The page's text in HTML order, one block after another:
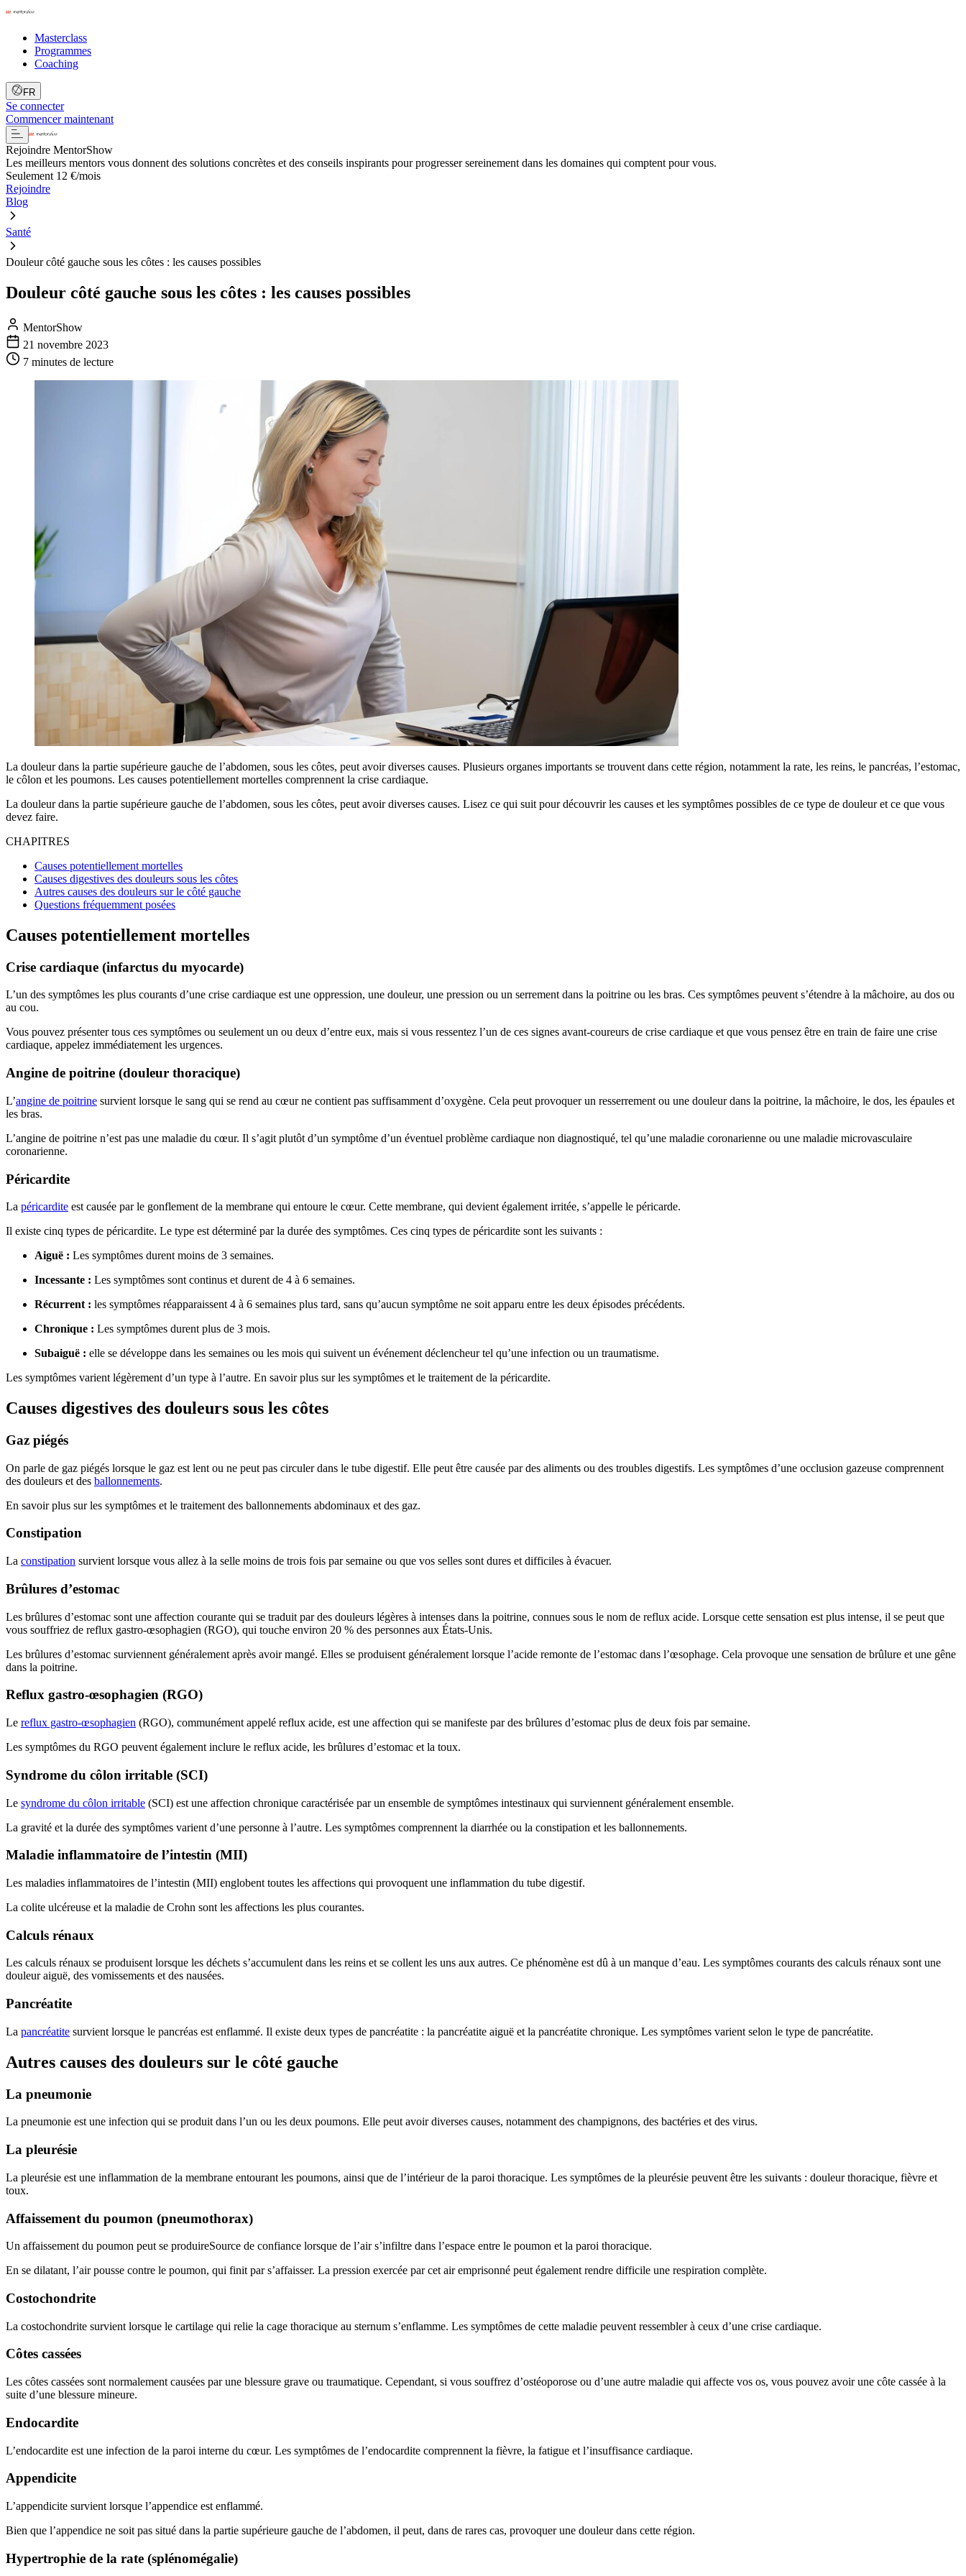
Masterclass
Programmes
Coaching
FR
Se connecter
Commencer maintenant
Rejoindre MentorShow
Les meilleurs mentors vous donnent des solutions concrètes et des conseils inspirants pour progresser sereinement dans les domaines qui comptent pour vous.
Seulement 12 €/mois
Rejoindre
Blog
Santé
Douleur côté gauche sous les côtes : les causes possibles
Douleur côté gauche sous les côtes : les causes possibles
MentorShow
21 novembre 2023
7 minutes de lecture
La douleur dans la partie supérieure gauche de l’abdomen, sous les côtes, peut avoir diverses causes. Plusieurs organes importants se trouvent dans cette région, notamment la rate, les reins, le pancréas, l’estomac,
le côlon et les poumons. Les causes potentiellement mortelles comprennent la crise cardiaque.
La douleur dans la partie supérieure gauche de l’abdomen, sous les côtes, peut avoir diverses causes. Lisez ce qui suit pour découvrir les causes et les symptômes possibles de ce type de douleur et ce que vous
devez faire.
CHAPITRES
Causes potentiellement mortelles
Causes digestives des douleurs sous les côtes
Autres causes des douleurs sur le côté gauche
Questions fréquemment posées
Causes potentiellement mortelles
Crise cardiaque (infarctus du myocarde)
L’un des symptômes les plus courants d’une crise cardiaque est une oppression, une douleur, une pression ou un serrement dans la poitrine ou les bras. Ces symptômes peuvent s’étendre à la mâchoire, au dos ou
au cou.
Vous pouvez présenter tous ces symptômes ou seulement un ou deux d’entre eux, mais si vous ressentez l’un de ces signes avant-coureurs de crise cardiaque et que vous pensez être en train de faire une crise
cardiaque, appelez immédiatement les urgences.
Angine de poitrine (douleur thoracique)
L’angine de poitrine survient lorsque le sang qui se rend au cœur ne contient pas suffisamment d’oxygène. Cela peut provoquer un resserrement ou une douleur dans la poitrine, la mâchoire, le dos, les épaules et
les bras.
L’angine de poitrine n’est pas une maladie du cœur. Il s’agit plutôt d’un symptôme d’un éventuel problème cardiaque non diagnostiqué, tel qu’une maladie coronarienne ou une maladie microvasculaire
coronarienne.
Péricardite
La péricardite est causée par le gonflement de la membrane qui entoure le cœur. Cette membrane, qui devient également irritée, s’appelle le péricarde.
Il existe cinq types de péricardite. Le type est déterminé par la durée des symptômes. Ces cinq types de péricardite sont les suivants :
Aiguë : Les symptômes durent moins de 3 semaines.
Incessante : Les symptômes sont continus et durent de 4 à 6 semaines.
Récurrent : les symptômes réapparaissent 4 à 6 semaines plus tard, sans qu’aucun symptôme ne soit apparu entre les deux épisodes précédents.
Chronique : Les symptômes durent plus de 3 mois.
Subaiguë : elle se développe dans les semaines ou les mois qui suivent un événement déclencheur tel qu’une infection ou un traumatisme.
Les symptômes varient légèrement d’un type à l’autre. En savoir plus sur les symptômes et le traitement de la péricardite.
Causes digestives des douleurs sous les côtes
Gaz piégés
On parle de gaz piégés lorsque le gaz est lent ou ne peut pas circuler dans le tube digestif. Elle peut être causée par des aliments ou des troubles digestifs. Les symptômes d’une occlusion gazeuse comprennent
des douleurs et des ballonnements.
En savoir plus sur les symptômes et le traitement des ballonnements abdominaux et des gaz.
Constipation
La constipation survient lorsque vous allez à la selle moins de trois fois par semaine ou que vos selles sont dures et difficiles à évacuer.
Brûlures d’estomac
Les brûlures d’estomac sont une affection courante qui se traduit par des douleurs légères à intenses dans la poitrine, connues sous le nom de reflux acide. Lorsque cette sensation est plus intense, il se peut que
vous souffriez de reflux gastro-œsophagien (RGO), qui touche environ 20 % des personnes aux États-Unis.
Les brûlures d’estomac surviennent généralement après avoir mangé. Elles se produisent généralement lorsque l’acide remonte de l’estomac dans l’œsophage. Cela provoque une sensation de brûlure et une gêne
dans la poitrine.
Reflux gastro-œsophagien (RGO)
Le reflux gastro-œsophagien (RGO), communément appelé reflux acide, est une affection qui se manifeste par des brûlures d’estomac plus de deux fois par semaine.
Les symptômes du RGO peuvent également inclure le reflux acide, les brûlures d’estomac et la toux.
Syndrome du côlon irritable (SCI)
Le syndrome du côlon irritable (SCI) est une affection chronique caractérisée par un ensemble de symptômes intestinaux qui surviennent généralement ensemble.
La gravité et la durée des symptômes varient d’une personne à l’autre. Les symptômes comprennent la diarrhée ou la constipation et les ballonnements.
Maladie inflammatoire de l’intestin (MII)
Les maladies inflammatoires de l’intestin (MII) englobent toutes les affections qui provoquent une inflammation du tube digestif.
La colite ulcéreuse et la maladie de Crohn sont les affections les plus courantes.
Calculs rénaux
Les calculs rénaux se produisent lorsque les déchets s’accumulent dans les reins et se collent les uns aux autres. Ce phénomène est dû à un manque d’eau. Les symptômes courants des calculs rénaux sont une
douleur aiguë, des vomissements et des nausées.
Pancréatite
La pancréatite survient lorsque le pancréas est enflammé. Il existe deux types de pancréatite : la pancréatite aiguë et la pancréatite chronique. Les symptômes varient selon le type de pancréatite.
Autres causes des douleurs sur le côté gauche
La pneumonie
La pneumonie est une infection qui se produit dans l’un ou les deux poumons. Elle peut avoir diverses causes, notamment des champignons, des bactéries et des virus.
La pleurésie
La pleurésie est une inflammation de la membrane entourant les poumons, ainsi que de l’intérieur de la paroi thoracique. Les symptômes de la pleurésie peuvent être les suivants : douleur thoracique, fièvre et
toux.
Affaissement du poumon (pneumothorax)
Un affaissement du poumon peut se produireSource de confiance lorsque de l’air s’infiltre dans l’espace entre le poumon et la paroi thoracique.
En se dilatant, l’air pousse contre le poumon, qui finit par s’affaisser. La pression exercée par cet air emprisonné peut également rendre difficile une respiration complète.
Costochondrite
La costochondrite survient lorsque le cartilage qui relie la cage thoracique au sternum s’enflamme. Les symptômes de cette maladie peuvent ressembler à ceux d’une crise cardiaque.
Côtes cassées
Les côtes cassées sont normalement causées par une blessure grave ou traumatique. Cependant, si vous souffrez d’ostéoporose ou d’une autre maladie qui affecte vos os, vous pouvez avoir une côte cassée à la
suite d’une blessure mineure.
Endocardite
L’endocardite est une infection de la paroi interne du cœur. Les symptômes de l’endocardite comprennent la fièvre, la fatigue et l’insuffisance cardiaque.
Appendicite
L’appendicite survient lorsque l’appendice est enflammé.
Bien que l’appendice ne soit pas situé dans la partie supérieure gauche de l’abdomen, il peut, dans de rares cas, provoquer une douleur dans cette région.
Hypertrophie de la rate (splénomégalie)